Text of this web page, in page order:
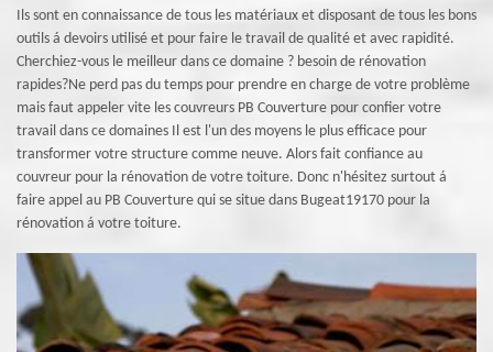
Ils sont en connaissance de tous les matériaux et disposant de tous les bons
outils á devoirs utilisé et pour faire le travail de qualité et avec rapidité.
Cherchiez-vous le meilleur dans ce domaine ? besoin de rénovation
rapides?Ne perd pas du temps pour prendre en charge de votre problème
mais faut appeler vite les couvreurs PB Couverture pour confier votre
travail dans ce domaines Il est l'un des moyens le plus efficace pour
transformer votre structure comme neuve. Alors fait confiance au
couvreur pour la rénovation de votre toiture. Donc n'hésitez surtout á
faire appel au PB Couverture qui se situe dans Bugeat19170 pour la
rénovation á votre toiture.